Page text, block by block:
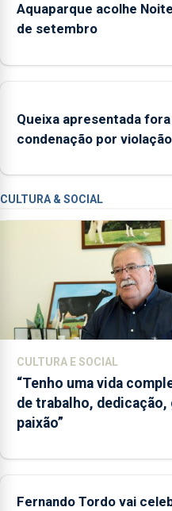
interditada
devido “a
microbiológica”,
época balnear
Aquaparque acolhe
de setembro
Queixa apresentada
condenação por violação
CULTURA & SOCIAL
CULTURA E SOCIAL
“Tenho uma vida
de trabalho,
paixão”
Fernando Tordo vai